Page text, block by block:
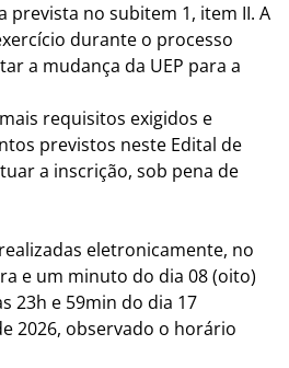
prevista no subitem 1, item II. A
durante o processo
a mudança da UEP para a
requisitos exigidos e
previstos neste Edital de
a inscrição, sob pena de
eletronicamente, no
e um minuto do dia 08 (oito)
23h e 59min do dia 17
2026, observado o horário